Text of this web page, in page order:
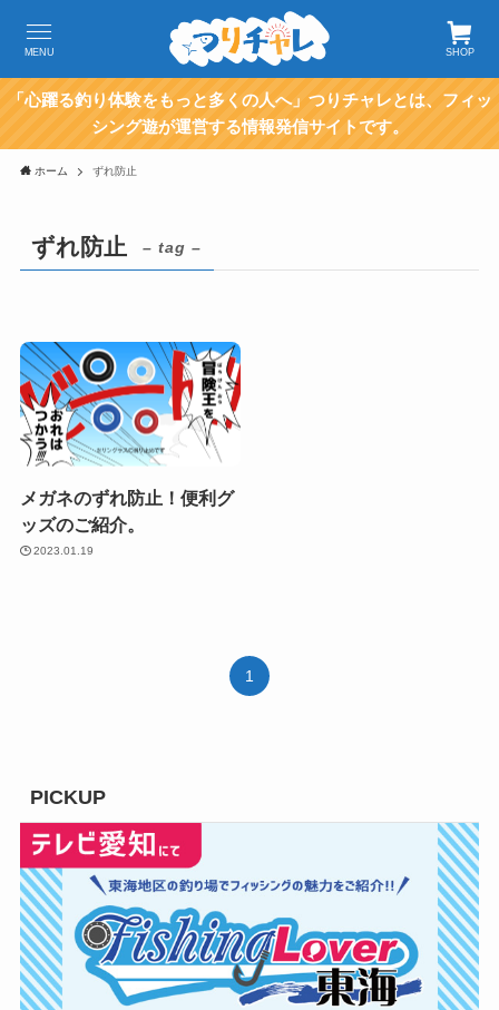
SHOP
MENU
「心躍る釣り体験をもっと多くの人へ」つりチャレとは、フィッ
シング遊が運営する情報発信サイトです。
ホーム ずれ防止
ずれ防止 – tag –
メガネのずれ防止！便利グ
ッズのご紹介。
2023.01.19
1
PICKUP